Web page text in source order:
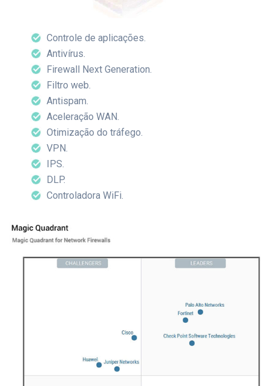
Controle de aplicações.
Antivírus.
Firewall Next Generation.
Filtro web.
Antispam.
Aceleração WAN.
Otimização do tráfego.
VPN.
IPS.
DLP.
Controladora WiFi.